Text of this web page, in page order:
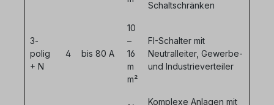
Schaltschränken
3-
polig
+ N
4 bis 80 A
10
–
16
m
m²
FI-Schalter mit
Neutralleiter, Gewerbe-
und Industrieverteiler
Komplexe Anlagen mit